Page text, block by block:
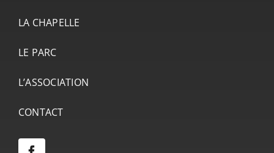
LA CHAPELLE
LE PARC
L’ASSOCIATION
CONTACT